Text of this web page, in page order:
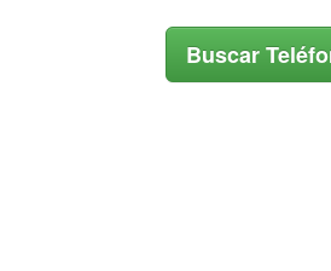
Buscar